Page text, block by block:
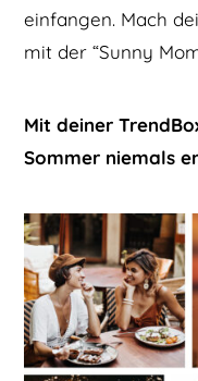
einfangen. Mach
mit der “Sunny
Mit deiner
Sommer niemals